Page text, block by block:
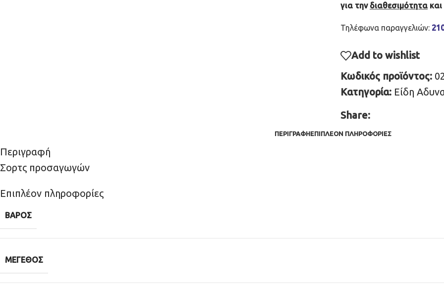
για την διαθεσιμότητα
Τηλέφωνα παραγγελιών:
Add to wishlist
Κωδικός προϊόντος:
Κατηγορία: Είδη
Share:
ΠΕΡΙΓΡΑΦΉΕΠΙΠΛΈΟΝ ΠΛΗΡΟΦΟΡΊΕΣ
Περιγραφή
Σορτς προσαγωγών
Επιπλέον πληροφορίες
ΒΆΡΟΣ
ΜΈΓΕΘΟΣ